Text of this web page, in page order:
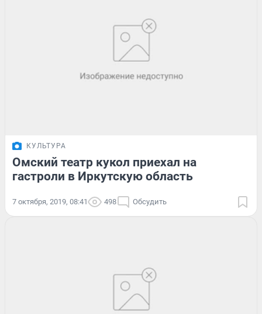
КУЛЬТУРА
Омский театр кукол приехал на
гастроли в Иркутскую область
7 октября, 2019, 08:41 498 Обсудить